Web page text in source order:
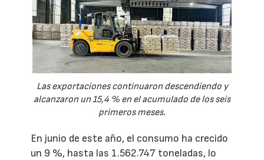
Las exportaciones continuaron descendiendo y
alcanzaron un 15,4 % en el acumulado de los seis
primeros meses.
En junio de este año, el consumo ha crecido
un 9 %, hasta las 1.562.747 toneladas, lo